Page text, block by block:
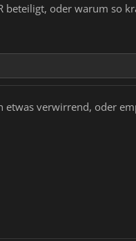
beteiligt, oder warum so
etwas verwirrend, oder